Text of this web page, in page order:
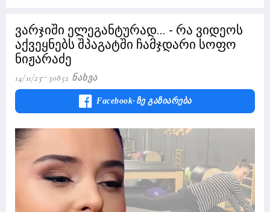
ვარჯიში ელეგანტურად... - რა ვიდეოს
აქვეყნებს შპაგატში ჩამჯდარი სოფო
ნიჟარაძე
14/11/23 30852 Ნახვა
Facebook-Ზე Გაზიარება